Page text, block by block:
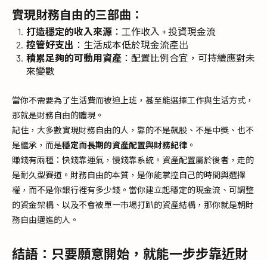
實現財務自由的三部曲：
打造穩定的收入來源 ：工作收入 + 投資現金流
控管好支出 ：生活成本低於現金流產出
積累足夠的可動用資產 ：配置比例合宜，可持續應對未
來變數
當你不需要為了生活費而被迫上班，甚至能選擇工作與生活方式，
那就是財務自由的體現。
記住，大多數實現財務自由的人，靠的不是飆股、不是中獎、也不
是繼承，而是穩定而長期的資產配置與財務紀律 。
賺錢有兩種：快錢靠運氣，慢錢靠系統。資產配置屬於後者，走的
是耐久型賽道。財務自由的本質，是你能掌控自己的時間與選擇
權，而不是你銀行裡有多少錢。當你建立起穩定的現金流、可調整
的資金架構、以及不會被單一市場打趴的資產結構，那你就是朝財
務自由邁進的人。
結語： 只要願意開始，就能一步步靠近財